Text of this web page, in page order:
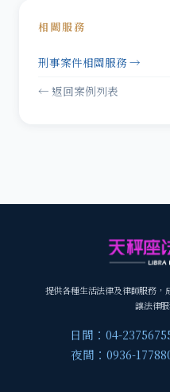
相關服務
刑事案件相關服務 →
← 返回案例列表
提供各種生活法律及律師服務，
讓法律
日間：04-
夜間：0936-